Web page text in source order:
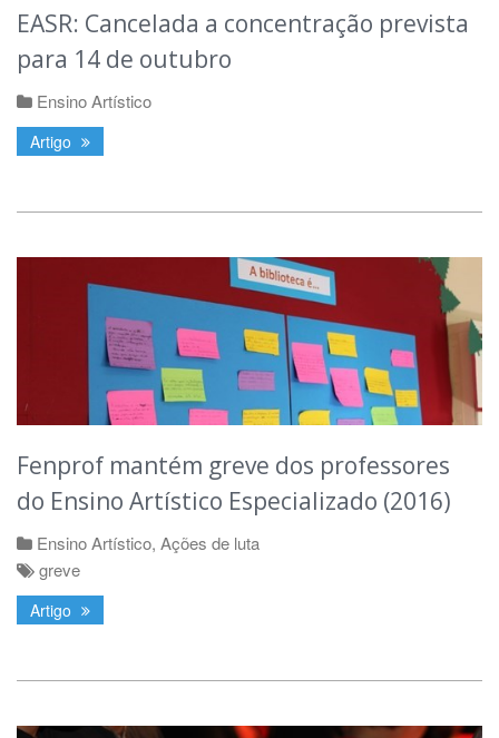
EASR: Cancelada a concentração prevista
para 14 de outubro
Ensino Artístico
Artigo
Fenprof mantém greve dos professores
do Ensino Artístico Especializado (2016)
Ensino Artístico, Ações de luta
greve
Artigo